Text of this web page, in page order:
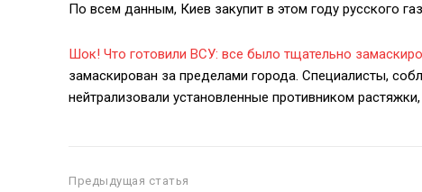
По всем данным, Киев закупит в этом году русского
Шок! Что готовили ВСУ: все было тщательно
замаскирован за пределами города. Специалисты,
нейтрализовали установленные противником
Предыдущая статья